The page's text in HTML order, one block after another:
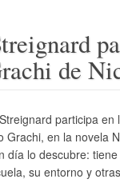
de
participa
Grachi, en la novela
día lo descubre:
su entorno y